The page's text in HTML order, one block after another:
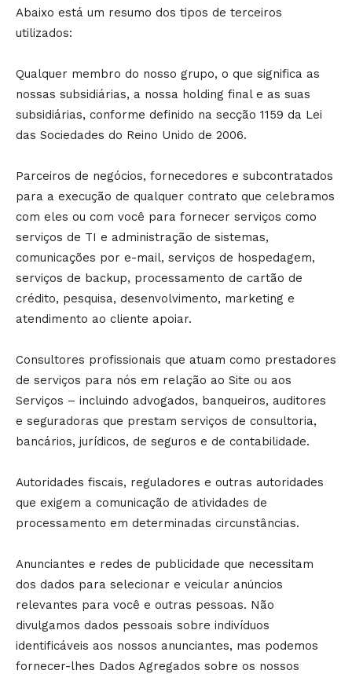
Abaixo está um resumo dos tipos de terceiros
utilizados:
Qualquer membro do nosso grupo, o que significa as
nossas subsidiárias, a nossa holding final e as suas
subsidiárias, conforme definido na secção 1159 da Lei
das Sociedades do Reino Unido de 2006.
Parceiros de negócios, fornecedores e subcontratados
para a execução de qualquer contrato que celebramos
com eles ou com você para fornecer serviços como
serviços de TI e administração de sistemas,
comunicações por e-mail, serviços de hospedagem,
serviços de backup, processamento de cartão de
crédito, pesquisa, desenvolvimento, marketing e
atendimento ao cliente apoiar.
Consultores profissionais que atuam como prestadores
de serviços para nós em relação ao Site ou aos
Serviços – incluindo advogados, banqueiros, auditores
e seguradoras que prestam serviços de consultoria,
bancários, jurídicos, de seguros e de contabilidade.
Autoridades fiscais, reguladores e outras autoridades
que exigem a comunicação de atividades de
processamento em determinadas circunstâncias.
Anunciantes e redes de publicidade que necessitam
dos dados para selecionar e veicular anúncios
relevantes para você e outras pessoas. Não
divulgamos dados pessoais sobre indivíduos
identificáveis aos nossos anunciantes, mas podemos
fornecer-lhes Dados Agregados sobre os nossos